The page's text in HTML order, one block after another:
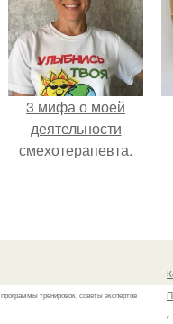
3 мифа о моей
деятельности
смехотерапевта.
тренировок, советы экспертов